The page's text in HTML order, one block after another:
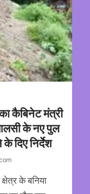
का कैबिनेट मंत्री
के नए पुल
दिए निर्देश
के बनिया